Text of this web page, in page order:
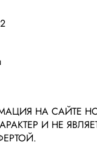
НА САЙТЕ
И НЕ